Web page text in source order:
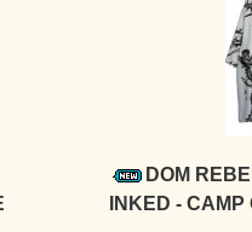
DOM
INKED -